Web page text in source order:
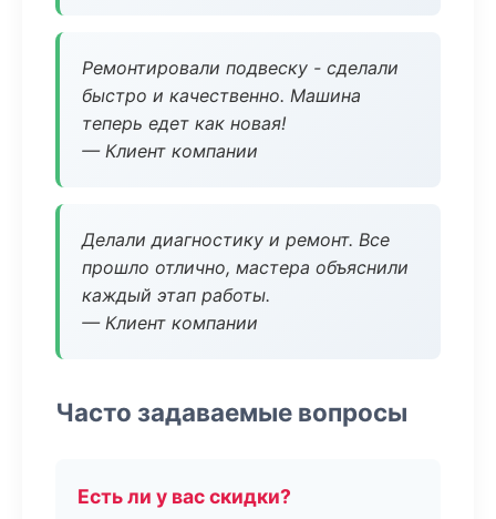
Ремонтировали подвеску - сделали
быстро и качественно. Машина
теперь едет как новая!
— Клиент компании
Делали диагностику и ремонт. Все
прошло отлично, мастера объяснили
каждый этап работы.
— Клиент компании
Часто задаваемые вопросы
Есть ли у вас скидки?